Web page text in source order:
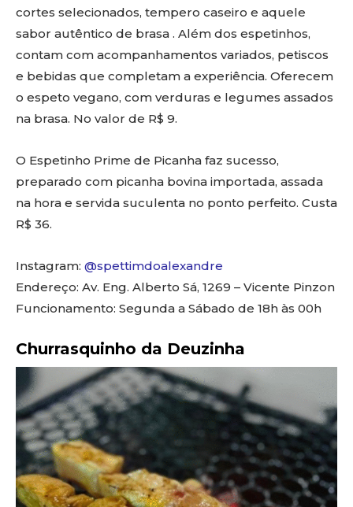
cortes selecionados, tempero caseiro e aquele
sabor autêntico de brasa . Além dos espetinhos,
contam com acompanhamentos variados, petiscos
e bebidas que completam a experiência. Oferecem
o espeto vegano, com verduras e legumes assados
na brasa. No valor de R$ 9.
O Espetinho Prime de Picanha faz sucesso,
preparado com picanha bovina importada, assada
na hora e servida suculenta no ponto perfeito. Custa
R$ 36.
Instagram: @spettimdoalexandre
Endereço: Av. Eng. Alberto Sá, 1269 – Vicente Pinzon
Funcionamento: Segunda a Sábado de 18h às 00h
Churrasquinho da Deuzinha